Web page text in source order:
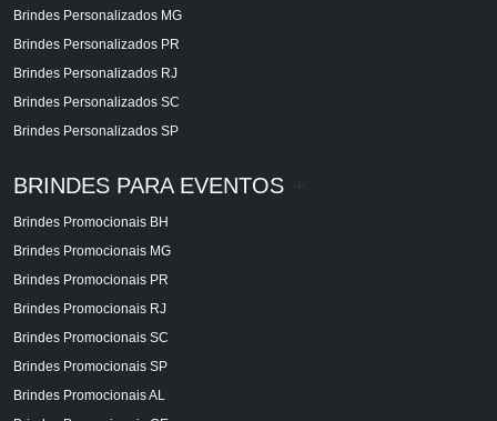
Brindes Personalizados MG
Brindes Personalizados PR
Brindes Personalizados RJ
Brindes Personalizados SC
Brindes Personalizados SP
BRINDES PARA EVENTOS
Brindes Promocionais BH
Brindes Promocionais MG
Brindes Promocionais PR
Brindes Promocionais RJ
Brindes Promocionais SC
Brindes Promocionais SP
Brindes Promocionais AL